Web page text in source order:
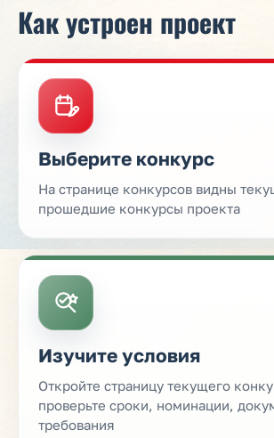
Как устроен проект
Выберите конкурс
На странице конкурсов видны
прошедшие конкурсы проекта
Изучите условия
Откройте страницу текущего
проверьте сроки, номинации,
требования